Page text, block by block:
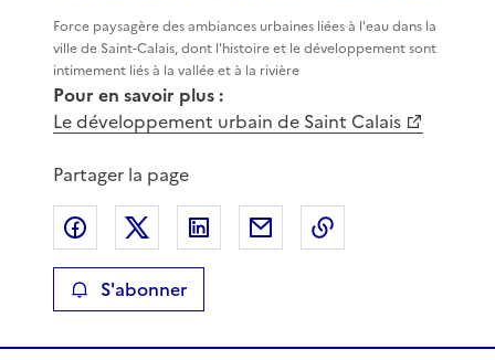
Force paysagère des ambiances urbaines liées à l'eau dans la
ville de Saint-Calais, dont l'histoire et le développement sont
intimement liés à la vallée et à la rivière
Pour en savoir plus :
Le développement urbain de Saint Calais
Partager la page
Partager sur Facebook
Partager sur XPartager sur LinkedIn
Partager par email
S'abonner